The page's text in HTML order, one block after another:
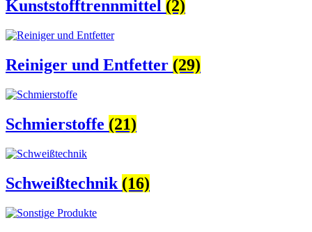
Kunststofftrennmittel (2)
Reiniger und Entfetter (29)
Schmierstoffe (21)
Schweißtechnik (16)